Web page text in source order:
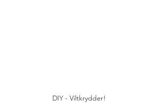
DIY - Viltkrydder!